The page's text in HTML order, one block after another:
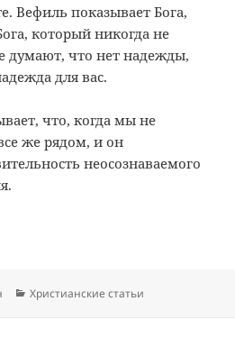
Вефиль показывает Бога,
который никогда не
думают, что нет надежды,
для вас.
что, когда мы не
же рядом, и он
неосознаваемого
Рубрики
Христианские статьи